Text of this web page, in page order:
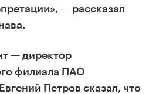
— рассказал
— директор
филиала ПАО
Петров сказал, что